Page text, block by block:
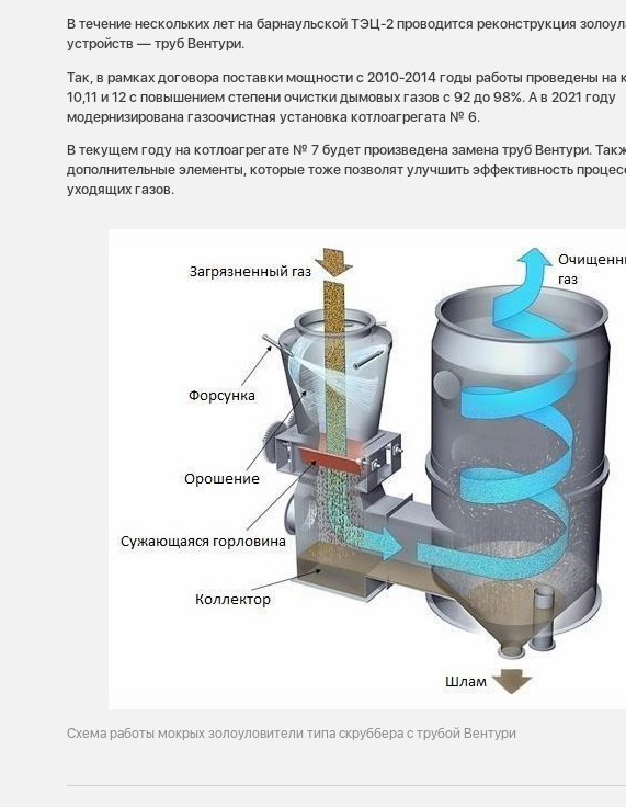
В течение нескольких лет на барнаульской ТЭЦ-2 проводится реконструкция
устройств — труб Вентури.
Так, в рамках договора поставки мощности с 2010-2014 годы работы проведены
10,11 и 12 с повышением степени очистки дымовых газов с 92 до 98%. А в 2021 году
модернизирована газоочистная установка котлоагрегата № 6.
В текущем году на котлоагрегате № 7 будет произведена замена труб Вентури.
дополнительные элементы, которые тоже позволят улучшить эффективность
уходящих газов.
Схема работы мокрых золоуловители типа скруббера с трубой Вентури